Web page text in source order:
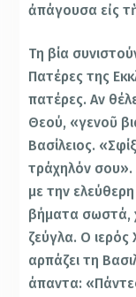
ἀπάγουσα εἰς
Τη βία
Πατέρες της
πατέρες. Αν
Θεού, «γενοῦ
Βασίλειος.
τράχηλόν σου».
με την
βήματα σωστά,
ζεύγλα. Ο
αρπάζει τη
άπαντα: